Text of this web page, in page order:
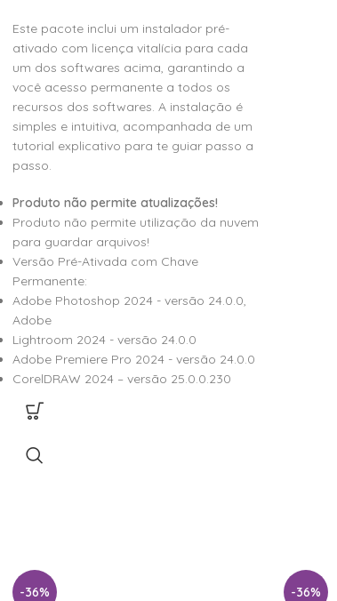
Este pacote inclui um instalador pré-
ativado com licença vitalícia para cada
um dos softwares acima, garantindo a
você acesso permanente a todos os
recursos dos softwares. A instalação é
simples e intuitiva, acompanhada de um
tutorial explicativo para te guiar passo a
passo.
Produto não permite atualizações!
Produto não permite utilização da nuvem
para guardar arquivos!
Versão Pré-Ativada com Chave
Permanente:
Adobe Photoshop 2024 - versão 24.0.0,
Adobe
Lightroom 2024 - versão 24.0.0
Adobe Premiere Pro 2024 - versão 24.0.0
CorelDRAW 2024 – versão 25.0.0.230
-36% -36%